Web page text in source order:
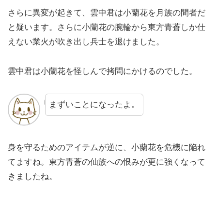
さらに異変が起きて、雲中君は小蘭花を月族の間者だ
と疑います。さらに小蘭花の腕輪から東方青蒼しか仕
えない業火が吹き出し兵士を退けました。
雲中君は小蘭花を怪しんで拷問にかけるのでした。
まずいことになったよ。
身を守るためのアイテムが逆に、小蘭花を危機に陥れ
てますね。東方青蒼の仙族への恨みが更に強くなって
きましたね。